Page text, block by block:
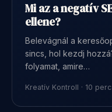
Mi az a negatív
ellene?
Belevágnál a
sincs, hol kezdj
folyamat, amire…
Kreatív Kontroll · 10